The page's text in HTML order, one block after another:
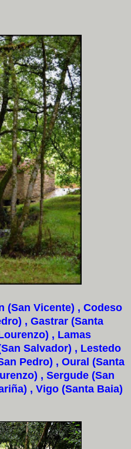
(San Vicente) , Codeso
, Gastrar (Santa
, Lamas
Salvador) , Lestedo
Pedro) , Oural (Santa
, Sergude (San
, Vigo (Santa Baia)